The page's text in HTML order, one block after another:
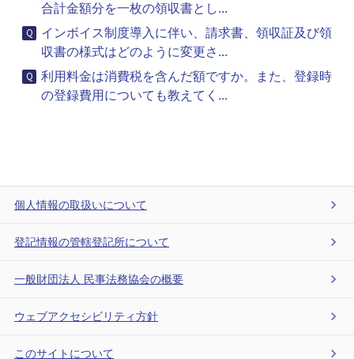
合計金額分を一枚の領収書とし...
インボイス制度導入に伴い、請求書、領収証及び領
収書の様式はどのように変更さ...
利用料金は消費税を含んだ額ですか。また、登録時
の登録費用についても教えてく...
個人情報の取扱いについて
登記情報の管轄登記所について
一般財団法人 民事法務協会の概要
ウェブアクセシビリティ方針
このサイトについて